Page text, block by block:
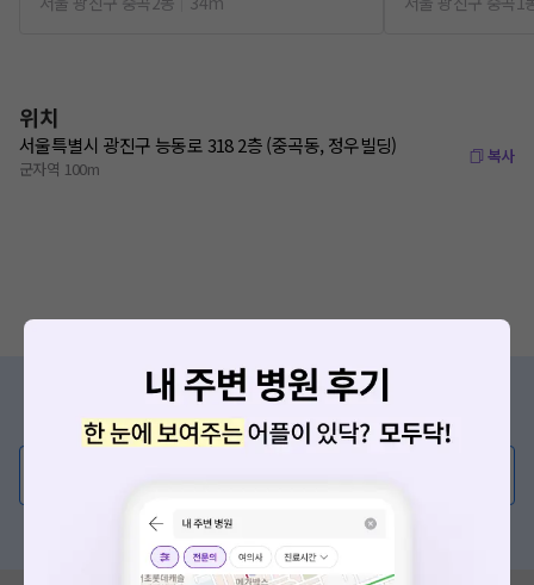
위치
서울특별시 광진구 능동로 318 2층 (중곡동, 정우빌딩)
군자역 100m
복사
증상/치료, 궁금한 점이 있나요?
의사가 직접 답해드려요!
혹은, 의료상담 서비스에 다양한 게시글 보러가기